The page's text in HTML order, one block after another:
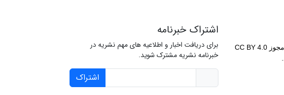
تمامی مقالات این نشریه تحت مجوز CC BY 4.0
اشتراک خبرنامه
برای دریافت اخبار و اطلاعیه های مهم نشریه در
خبرنامه نشریه مشترک شوید.
اشتراک